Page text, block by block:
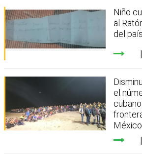
Niño
al
del país
el
México